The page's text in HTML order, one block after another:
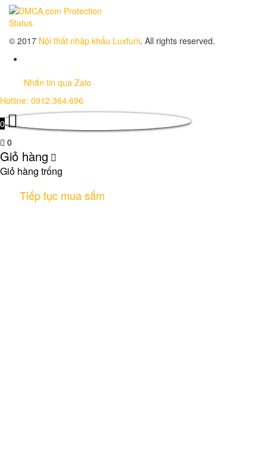
© 2017 Nội thất nhập khẩu Luxfuni. All rights reserved.
Nhắn tin qua Zalo
Hotline: 0912.364.696
0
0
Giỏ hàng
Giỏ hàng trống
Tiếp tục mua sắm